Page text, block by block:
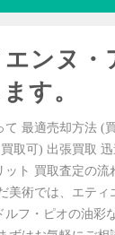
ンヌ・
す。
て 最適売却方法 (
取可) 出張買取
ット 買取査定の
美術では、エティ
ルフ・ピオの油彩